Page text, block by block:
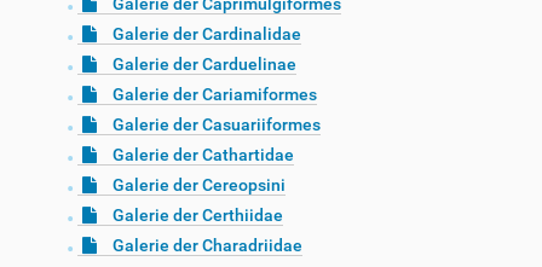
Galerie der Caprimulgiformes
Galerie der Cardinalidae
Galerie der Carduelinae
Galerie der Cariamiformes
Galerie der Casuariiformes
Galerie der Cathartidae
Galerie der Cereopsini
Galerie der Certhiidae
Galerie der Charadriidae